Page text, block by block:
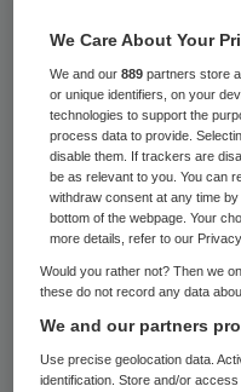
NRCschreef
berichtgeving
vermelden dat de
tot een
onafhankelijk en
richtlijnen
Beste optie
We Care About Your
We and our889 partners store
or unique identifiers, on your
technologies to support the
process data to provide.
disable them. If trackers are
be as relevant to you. You can
withdraw consent at any time
bottom of the webpage. Your
more details, refer to our
Would you rather not? Then we
these do not record any data
We and our partners
Use precise geolocation data.
identification. Store and/or